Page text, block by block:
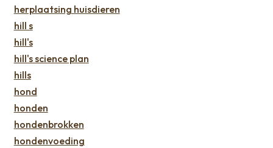
herplaatsing huisdieren
hill s
hill's
hill's science plan
hills
hond
honden
hondenbrokken
hondenvoeding